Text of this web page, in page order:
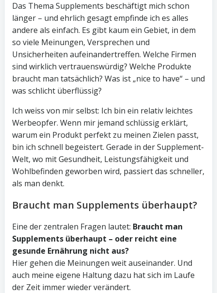
Das Thema Supplements beschäftigt mich schon
länger – und ehrlich gesagt empfinde ich es alles
andere als einfach. Es gibt kaum ein Gebiet, in dem
so viele Meinungen, Versprechen und
Unsicherheiten aufeinandertreffen. Welche Firmen
sind wirklich vertrauenswürdig? Welche Produkte
braucht man tatsächlich? Was ist „nice to have“ – und
was schlicht überflüssig?
Ich weiss von mir selbst: Ich bin ein relativ leichtes
Werbeopfer. Wenn mir jemand schlüssig erklärt,
warum ein Produkt perfekt zu meinen Zielen passt,
bin ich schnell begeistert. Gerade in der Supplement-
Welt, wo mit Gesundheit, Leistungsfähigkeit und
Wohlbefinden geworben wird, passiert das schneller,
als man denkt.
Braucht man Supplements überhaupt?
Eine der zentralen Fragen lautet: Braucht man
Supplements überhaupt – oder reicht eine
gesunde Ernährung nicht aus?
Hier gehen die Meinungen weit auseinander. Und
auch meine eigene Haltung dazu hat sich im Laufe
der Zeit immer wieder verändert.